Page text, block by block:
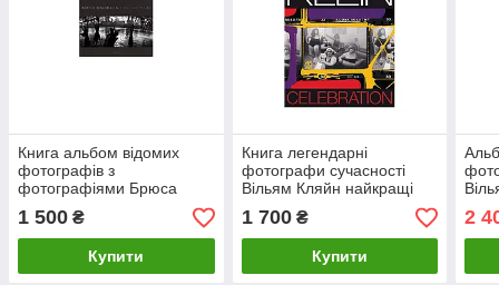
Книга альбом відомих
фотографів з
фотографіями Брюса
Девідсона Bruce Davidson
"Central Park" Б/У
1 500 ₴
Купити
Книга легендарні
фотографи сучасності
Вільям Кляйн найкращі
фотографії William Klein:
Celebration
1 700₴
Купити
2